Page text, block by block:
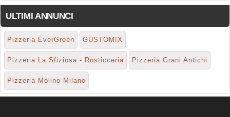
ULTIMI ANNUNCI
Pizzeria EverGreen GUSTOMIX
Pizzeria La Sfiziosa - Rosticceria Pizzeria Grani Antichi
Pizzeria Molino Milano